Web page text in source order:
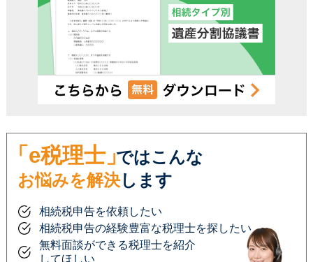
「e税理士」ではこんな
お悩みを解決します
相続税申告を依頼したい
相続税申告の経験豊富な税理士を探したい
無料面談ができる税理士を紹介
してほしい